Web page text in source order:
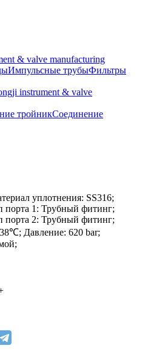
& valve manufacturing
Импульсные трубыФильтры
instrument & valve
тройникСоединение
уплотнения: SS316;
порта 1: Трубный фитинг;
порта 2: Трубный фитинг;
Давление: 620 bar;